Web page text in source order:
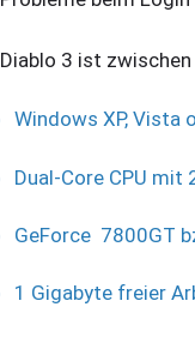
Diablo 3 ist
Windows XP, Vista
Dual-Core CPU mit
GeForce 7800GT
1 Gigabyte freier